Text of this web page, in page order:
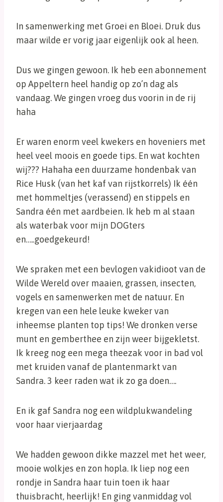
In samenwerking met Groei en Bloei. Druk dus
maar wilde er vorig jaar eigenlijk ook al heen.
Dus we gingen gewoon. Ik heb een abonnement
op Appeltern heel handig op zo’n dag als
vandaag. We gingen vroeg dus voorin in de rij
haha
Er waren enorm veel kwekers en hoveniers met
heel veel moois en goede tips. En wat kochten
wij??? Hahaha een duurzame hondenbak van
Rice Husk (van het kaf van rijstkorrels) Ik één
met hommeltjes (verassend) en stippels en
Sandra één met aardbeien. Ik heb m al staan
als waterbak voor mijn DOGters
en…..goedgekeurd!
We spraken met een bevlogen vakidioot van de
Wilde Wereld over maaien, grassen, insecten,
vogels en samenwerken met de natuur. En
kregen van een hele leuke kweker van
inheemse planten top tips! We dronken verse
munt en gemberthee en zijn weer bijgekletst.
Ik kreeg nog een mega theezak voor in bad vol
met kruiden vanaf de plantenmarkt van
Sandra. 3 keer raden wat ik zo ga doen….
En ik gaf Sandra nog een wildplukwandeling
voor haar vierjaardag
We hadden gewoon dikke mazzel met het weer,
mooie wolkjes en zon hopla. Ik liep nog een
rondje in Sandra haar tuin toen ik haar
thuisbracht, heerlijk! En ging vanmiddag vol